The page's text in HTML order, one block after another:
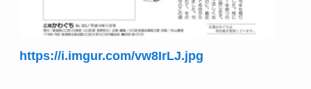
https://i.imgur.com/vw8IrLJ.jpg